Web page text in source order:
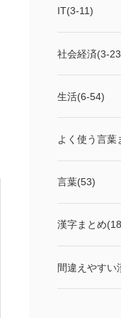
IT(3-11)
社会経済(3-
生活(6-54)
よく使う言葉
言葉(53)
漢字まとめ
間違えやすい